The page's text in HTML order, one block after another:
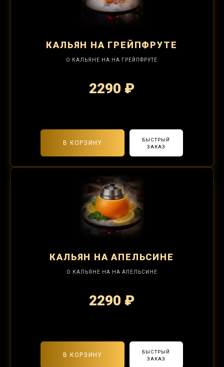
КАЛЬЯН НА ГРЕЙПФРУТЕ
О КАЛЬЯНЕ НА НА ГРЕЙПФРУТЕ
2290 ₽
В КОРЗИНУ
БЫСТРЫЙ
ЗАКАЗ
КАЛЬЯН НА АПЕЛЬСИНЕ
О КАЛЬЯНЕ НА НА АПЕЛЬСИНЕ
2290 ₽
В КОРЗИНУ
БЫСТРЫЙ
ЗАКАЗ